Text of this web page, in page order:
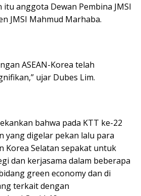
anggota Dewan Pembina JMSI
JMSI Mahmud Marhaba.
ASEAN-Korea telah
ujar Dubes Lim.
bahwa pada KTT ke-22
yang digelar pekan lalu para
Korea Selatan sepakat untuk
dan kerjasama dalam beberapa
green economy dan di
terkait dengan